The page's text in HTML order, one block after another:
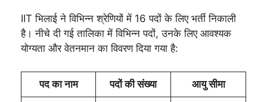
IIT भिलाई ने विभिन्न श्रेणियों में 16 पदों के लिए भर्ती निकाली
है। नीचे दी गई तालिका में विभिन्न पदों, उनके लिए आवश्यक
योग्यता और वेतनमान का विवरण दिया गया है:
पद का नाम पदों की संख्या आयु सीमा